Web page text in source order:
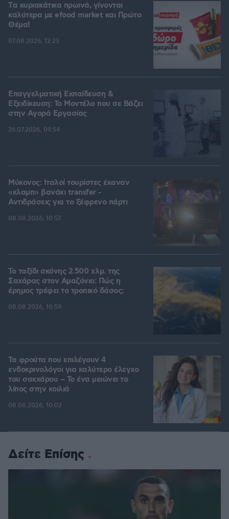
Tα κυριακάτικα πρωινά, γίνονται
καλύτερα με efood market και Πρώτο
Θέμα!
07.08.2026, 12:25
Επαγγελματική Εκπαίδευση &
Εξειδίκευση: Το Mοντέλο που σε Bάζει
στην Aγορά Eργασίας
26.07.2026, 09:54
Μύκονος: Ιταλοί τουρίστες έκαναν
«κλαμπ» βανάκι transfer -
Αντιδράσεις για το ξέφρενο πάρτι
08.08.2026, 10:57
Το ταξίδι σκόνης 2.500 χλμ. της
Σαχάρας στον Αμαζόνιο: Πώς η
έρημος τρέφει το τροπικό δάσος;
08.08.2026, 10:59
Τα φρούτα που επιλέγουν 4
ενδοκρινολόγοι για καλύτερο έλεγχο
του σακχάρου – Το ένα μειώνει το
λίπος στην κοιλιά
08.08.2026, 10:02
Δείτε Επίσης